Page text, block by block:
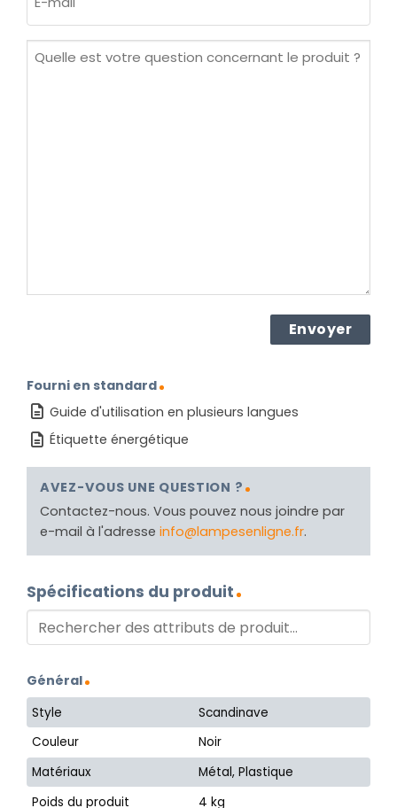
mail
Quelle
Fourni en standard
Guide d'utilisation en plusieurs langues
Étiquette énergétique
AVEZ-VOUS UNE QUESTION ?
Contactez-nous. Vous pouvez nous joindre par
e-mail à l'adresse info@lampesenligne.fr.
Spécifications du produit
Général
Style
Scandinave
Couleur
Noir
Matériaux
Métal, Plastique
Poids du produit
4 kg